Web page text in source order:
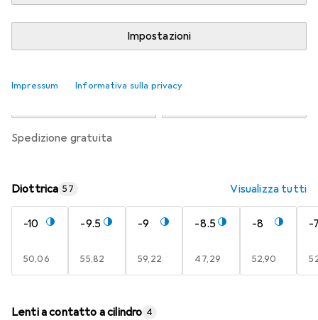
Impostazioni
Impressum Informativa sulla privacy
spedizione gratuita
Diottrica 57 Visualizza tutti
-10
EUR
50,06
-9.5
EUR
55,82
-9
EUR
59,22
-8.5
EUR
47,29
-8
EUR
52,90
-
Lenti a contatto a cilindro 4